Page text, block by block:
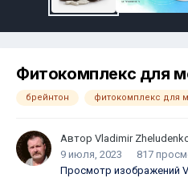
Фитокомплекс для
брейнтон фитокомплекс для
Автор Vladimir
9 июля, 2023
817
Просмотр изображений